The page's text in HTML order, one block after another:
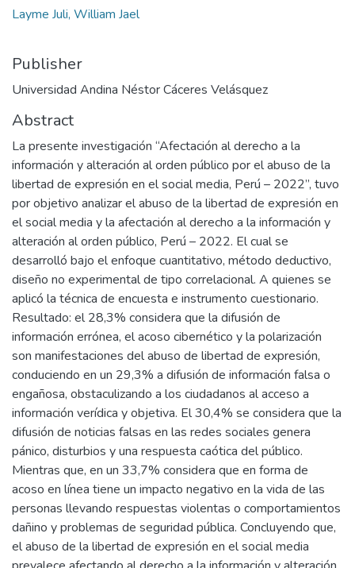
Layme Juli, William Jael
Publisher
Universidad Andina Néstor Cáceres Velásquez
Abstract
La presente investigación “Afectación al derecho a la
información y alteración al orden público por el abuso de la
libertad de expresión en el social media, Perú – 2022”, tuvo
por objetivo analizar el abuso de la libertad de expresión en
el social media y la afectación al derecho a la información y
alteración al orden público, Perú – 2022. El cual se
desarrolló bajo el enfoque cuantitativo, método deductivo,
diseño no experimental de tipo correlacional. A quienes se
aplicó la técnica de encuesta e instrumento cuestionario.
Resultado: el 28,3% considera que la difusión de
información errónea, el acoso cibernético y la polarización
son manifestaciones del abuso de libertad de expresión,
conduciendo en un 29,3% a difusión de información falsa o
engañosa, obstaculizando a los ciudadanos al acceso a
información verídica y objetiva. El 30,4% se considera que la
difusión de noticias falsas en las redes sociales genera
pánico, disturbios y una respuesta caótica del público.
Mientras que, en un 33,7% considera que en forma de
acoso en línea tiene un impacto negativo en la vida de las
personas llevando respuestas violentas o comportamientos
dañino y problemas de seguridad pública. Concluyendo que,
el abuso de la libertad de expresión en el social media